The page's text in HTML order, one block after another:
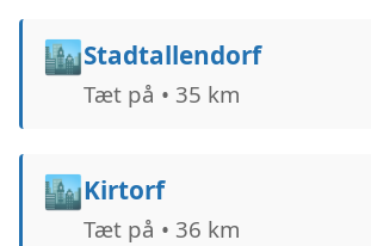
🏙️Stadtallendorf
Tæt på • 35 km
🏙️Kirtorf
Tæt på • 36 km